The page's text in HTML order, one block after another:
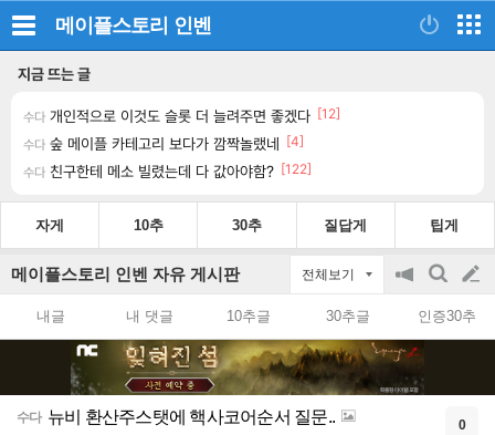
메이플스토리 인벤
지금 뜨는 글
수다 개인적으로 이것도 슬롯 더 늘려주면 좋겠다 [12]
수다 숲 메이플 카테고리 보다가 깜짝놀랬네 [4]
수다 친구한테 메소 빌렸는데 다 값아야함? [122]
자게 10추 30추 질답게 팁게
메이플스토리 인벤 자유 게시판 전체보기
공
on/off
검
색
글
쓰
내글 내 댓글 10추글 30추글 인증30추
수다 뉴비 환산주스탯에 핵사코어순서 질문.. 0